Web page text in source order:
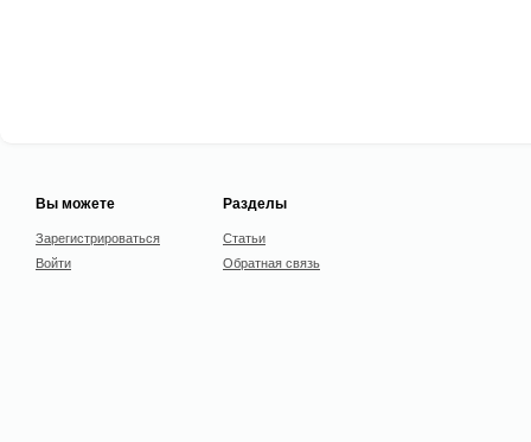
Вы можете
Зарегистрироваться
Войти
Разделы
Статьи
Обратная связь